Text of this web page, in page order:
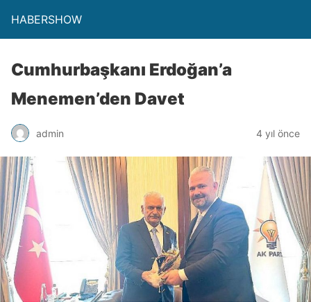
HABERSHOW
Cumhurbaşkanı Erdoğan’a
Menemen’den Davet
admin 4 yıl önce